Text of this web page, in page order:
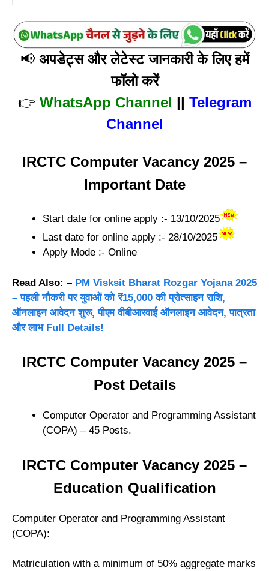
📢 अपडेट्स और लेटेस्ट जानकारी के लिए हमें
फॉलो करें
👉 WhatsApp Channel || Telegram
Channel
IRCTC Computer Vacancy 2025 –
Important Date
Start date for online apply :- 13/10/2025
Last date for online apply :- 28/10/2025
Apply Mode :- Online
Read Also: – PM Visksit Bharat Rozgar Yojana 2025
– पहली नौकरी पर युवाओं को ₹15,000 की प्रोत्साहन राशि,
ऑनलाइन आवेदन शुरू, पीएम वीबीआरवाई ऑनलाइन आवेदन, पात्रता
और लाभ Full Details!
IRCTC Computer Vacancy 2025 –
Post Details
Computer Operator and Programming Assistant
(COPA) – 45 Posts.
IRCTC Computer Vacancy 2025 –
Education Qualification
Computer Operator and Programming Assistant
(COPA):
Matriculation with a minimum of 50% aggregate marks